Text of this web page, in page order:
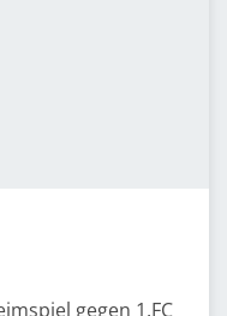
gegen 1.FC